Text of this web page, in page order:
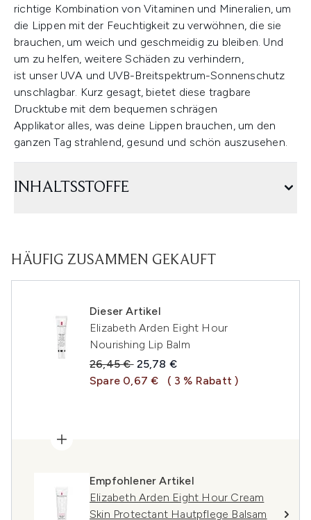
richtige Kombination von Vitaminen und Mineralien, um
die Lippen mit der Feuchtigkeit zu verwöhnen, die sie
brauchen, um weich und geschmeidig zu bleiben. Und
um zu helfen, weitere Schäden zu verhindern,
ist unser UVA und UVB-Breitspektrum-Sonnenschutz
unschlagbar. Kurz gesagt, bietet diese tragbare
Drucktube mit dem bequemen schrägen
Applikator alles, was deine Lippen brauchen, um den
ganzen Tag strahlend, gesund und schön auszusehen.
INHALTSSTOFFE
HÄUFIG ZUSAMMEN GEKAUFT
Dieser Artikel
Elizabeth Arden Eight Hour
Nourishing Lip Balm
Unverbindliche Preisempfehlung:
26,45 € Aktueller Preis:
25,78 €
Spare 0,67 €
( 3 % Rabatt )
Empfohlener Artikel
Elizabeth Arden Eight Hour Cream
Skin Protectant Hautpflege Balsam